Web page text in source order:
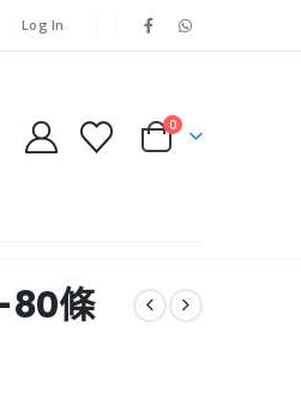
Log In
0
80條